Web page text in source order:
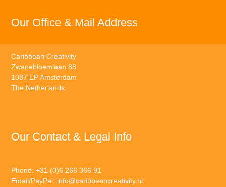
Our Office & Mail Address
Caribbean Creativity
Zwanebloemlaan 88
1087 EP Amsterdam
The Netherlands
Our Contact & Legal Info
Phone: +31 (0)6 266 366 91
Email/PayPal: info@caribbeancreativity.nl